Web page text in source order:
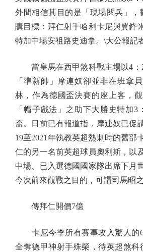
外間相信其目的是「現場閱兵」，
購目標：拜仁射手哈利卡尼與翼鋒
特加中場安祖路史迪拿。\大公報記
當皇馬在西甲煞科戰主場以4：2
「準新帥」摩連奴卻並非在班拿
林，作為德國盃決賽的座上客，
「帽子戲法」之助下大勝史特加3
盃。日前已有報道指，摩連奴已促
19至2021年執教英超熱刺時的舊部
仁的另一名前英超球員奧利斯，以
中場、已入選德國國家隊出席下月
今次前來觀戰之目的，可謂司馬昭
傳拜仁開價7億
卡尼今季所有賽事攻入驚人的
全奪德甲神射手殊榮，待英超煞科